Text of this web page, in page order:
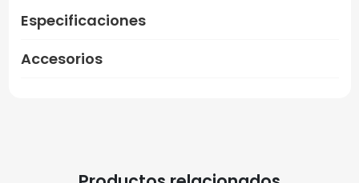
Especificaciones
Accesorios